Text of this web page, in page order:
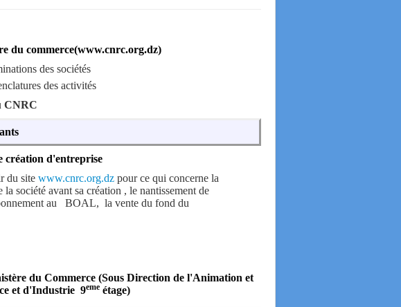
du commerce(www.cnrc.org.dz)
des sociétés
des activités
CNRC
création d'entreprise
du site www.cnrc.org.dz pour ce qui concerne la
société avant sa création , le nantissement de
au BOAL, la vente du fond du
du Commerce (Sous Direction de l'Animation et
et d'Industrie 9eme étage)